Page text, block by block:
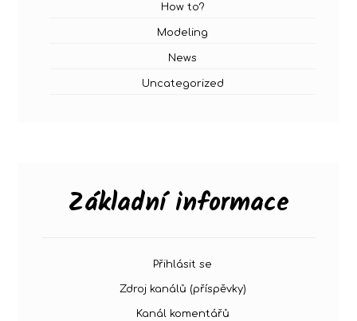
How to?
Modeling
News
Uncategorized
Základní informace
Přihlásit se
Zdroj kanálů (příspěvky)
Kanál komentářů